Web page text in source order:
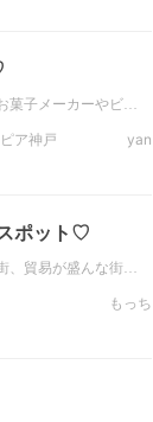
菓子メーカーやビ…
ア神戸 yan
ポット♡
、貿易が盛んな街…
もっち